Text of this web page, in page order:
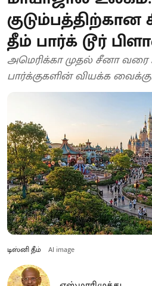
குடும்பத்திற்கான
தீம் பார்க் டூர்
அமெரிக்கா முதல் சீனா
பார்க்குகளின் வியக்க
டிஸ்னி தீம் AI image